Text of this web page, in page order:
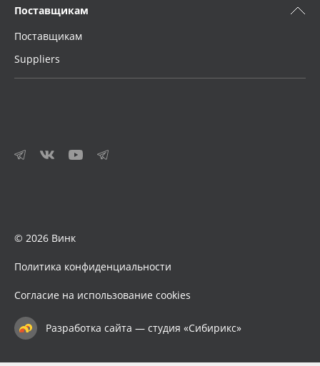
Поставщикам
Поставщикам
Suppliers
© 2026 Винк
Политика конфиденциальности
Согласие на использование cookies
Разработка сайта — студия «Сибирикс»